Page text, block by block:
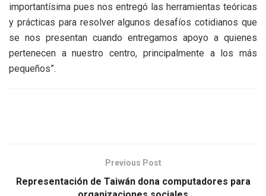
importantísima pues nos entregó las herramientas teóricas
y prácticas para resolver algunos desafíos cotidianos que
se nos presentan cuando entregamos apoyo a quienes
pertenecen a nuestro centro, principalmente a los más
pequeños”.
Previous Post
Representación de Taiwán dona computadores para